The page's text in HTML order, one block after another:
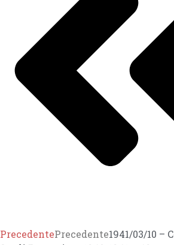
PrecedentePrecedente1941/03/10 –